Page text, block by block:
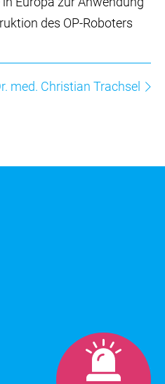
des OP-Roboters
med. Christian Trachsel